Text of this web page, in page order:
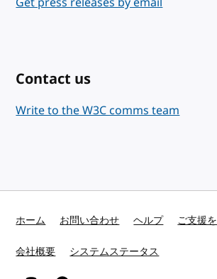
Contact us
Write to the W3C comms team
ホーム お問い合わせ ヘルプ ご支援を
会社概要 システムステータス